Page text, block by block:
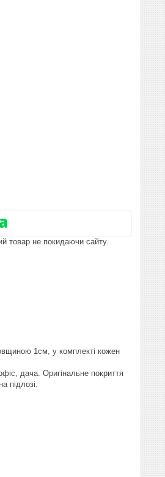
товар не покидаючи сайту.
1cм, у комплекті кожен
дача. Оригінальне покриття
підлозі.